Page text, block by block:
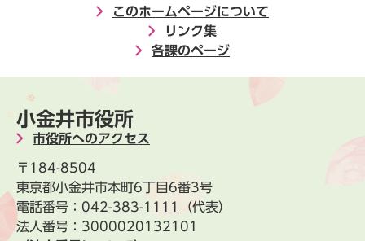
このホームページについて
リンク集
各課のページ
小金井市役所
市役所へのアクセス
〒184-8504
東京都小金井市本町6丁目6番3号
電話番号： 042-383-1111
（代表）
法人番号：3000020132101